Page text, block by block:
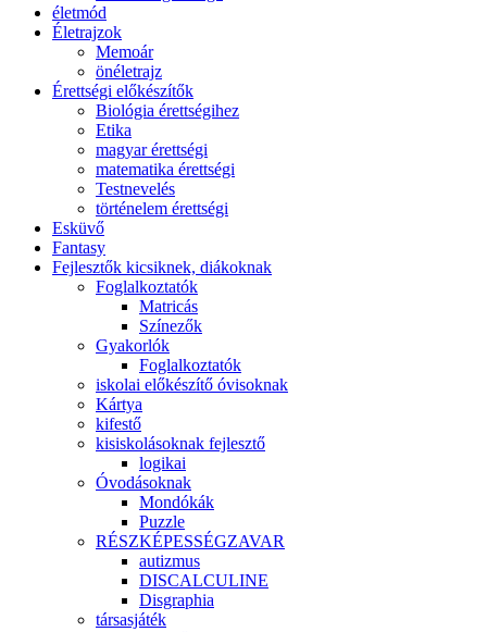
életmód
Életrajzok
Memoár
önéletrajz
Érettségi előkészítők
Biológia érettségihez
Etika
magyar érettségi
matematika érettségi
Testnevelés
történelem érettségi
Esküvő
Fantasy
Fejlesztők kicsiknek, diákoknak
Foglalkoztatók
Matricás
Színezők
Gyakorlók
Foglalkoztatók
iskolai előkészítő óvisoknak
Kártya
kifestő
kisiskolásoknak fejlesztő
logikai
Óvodásoknak
Mondókák
Puzzle
RÉSZKÉPESSÉGZAVAR
autizmus
DISCALCULINE
Disgraphia
társasjáték